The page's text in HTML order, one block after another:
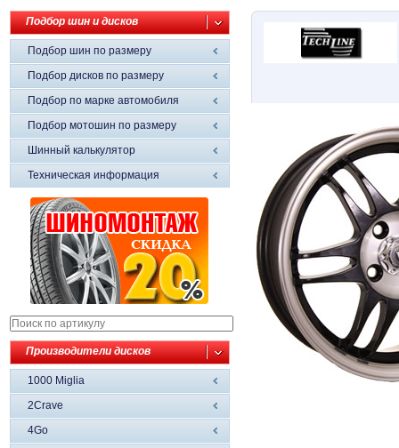
Подбор шин и дисков
Подбор шин по размеру
Подбор дисков по размеру
Подбор по марке автомобиля
Подбор мотошин по размеру
Шинный калькулятор
Техническая информация
Производители дисков
1000 Miglia
2Crave
4Go